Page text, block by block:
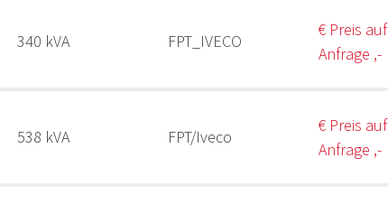
340 kVA FPT_IVECO
€ Preis auf
Anfrage ,-
538 kVA FPT/Iveco
€ Preis auf
Anfrage ,-